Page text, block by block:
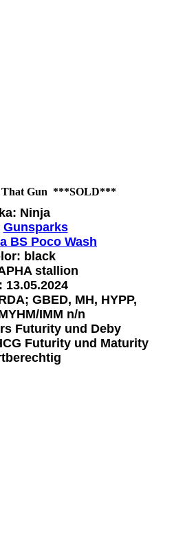
That Gun ***SOLD***
Ninja
Gunsparks
BS Poco Wash
black
stallion
13.05.2024
GBED, MH, HYPP,
IMM n/n
Futurity und Deby
Futurity und Maturity